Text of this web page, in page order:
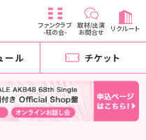
ファンクラブ
-柱の会-
取材/出演
お問合せ リクルート
ール チケット